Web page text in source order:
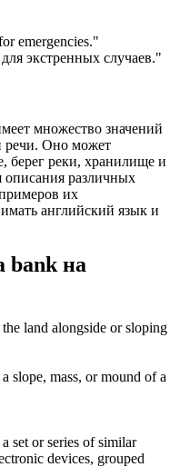
emergencies."
экстренных случаев."
множество значений
речи. Оно может
берег реки, хранилище и
описания различных
их
английский язык и
bankна
the land alongside or sloping
slope, mass, or mound of a
set or series of similar
devices, grouped